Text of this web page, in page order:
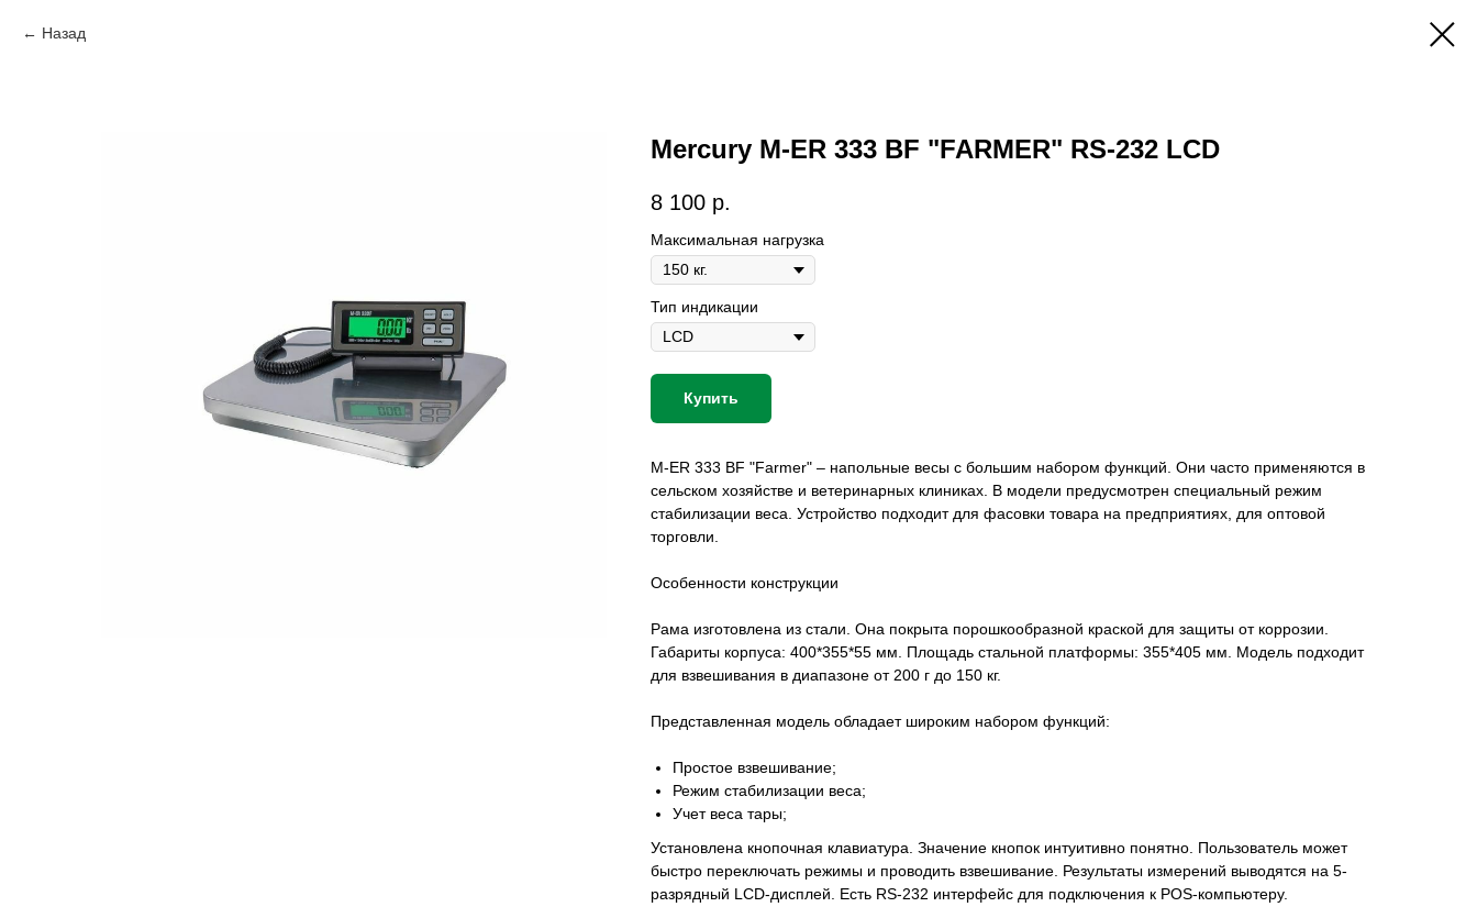
Назад
Mercury M-ER 333 BF "FARMER" RS-232 LCD
8 100 р.
Максимальная нагрузка
Тип индикации
Купить
M-ER 333 BF "Farmer" – напольные весы с большим набором функций. Они часто применяются в
сельском хозяйстве и ветеринарных клиниках. В модели предусмотрен специальный режим
стабилизации веса. Устройство подходит для фасовки товара на предприятиях, для оптовой
торговли.
Особенности конструкции
Рама изготовлена из стали. Она покрыта порошкообразной краской для защиты от коррозии.
Габариты корпуса: 400*355*55 мм. Площадь стальной платформы: 355*405 мм. Модель подходит
для взвешивания в диапазоне от 200 г до 150 кг.
Представленная модель обладает широким набором функций:
Простое взвешивание;
Режим стабилизации веса;
Учет веса тары;
Установлена кнопочная клавиатура. Значение кнопок интуитивно понятно. Пользователь может
быстро переключать режимы и проводить взвешивание. Результаты измерений выводятся на 5-
разрядный LCD-дисплей. Есть RS-232 интерфейс для подключения к POS-компьютеру.